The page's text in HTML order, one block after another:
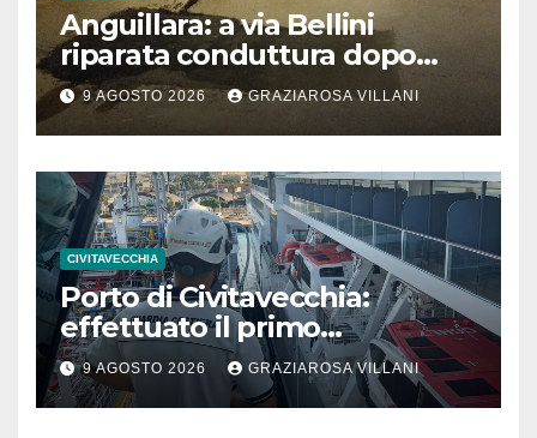
Anguillara: a via Bellini
riparata conduttura dopo
segnalazione IdD
9 AGOSTO 2026 GRAZIAROSA VILLANI
CIVITAVECCHIA
Porto di Civitavecchia:
effettuato il primo
rifornimento di GNL ad una
nave da crociera
9 AGOSTO 2026 GRAZIAROSA VILLANI